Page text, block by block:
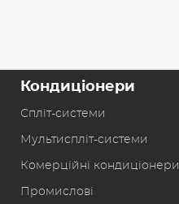
Кондиціонери
Спліт-системи
Мультиспліт-системи
Комерційні кондиціонери
Промислові